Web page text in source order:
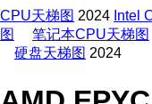
CPU天梯图 2024 Intel
图
笔记本CPU天梯图
硬盘天梯图 2024